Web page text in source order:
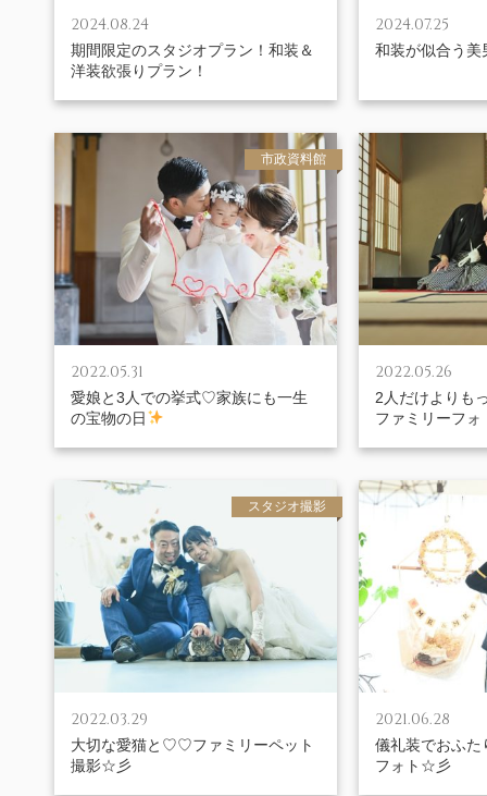
2024.08.24
期間限定のスタジオプラン！和装＆
洋装欲張りプラン！
2024.07.25
和装が似合う美
2022.05.31
愛娘と3人での挙式♡家族にも一生
の宝物の日
市政資料館
2022.05.26
2人だけよりも
ファミリーフ
2022.03.29
大切な愛猫と♡♡ファミリーペット
撮影☆彡
スタジオ撮影
2021.06.28
儀礼装でおふた
フォト☆彡